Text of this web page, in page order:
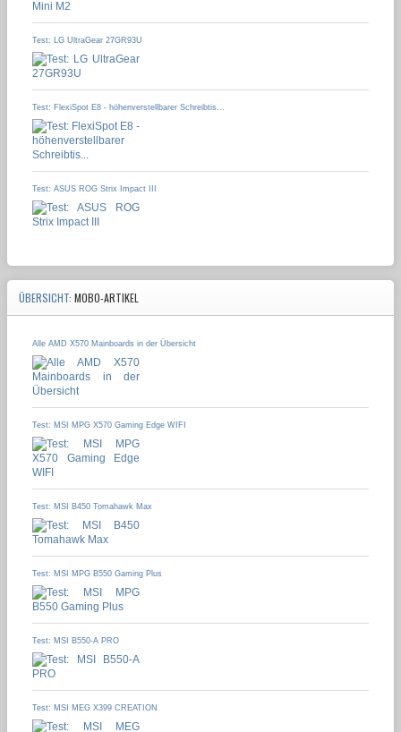
Test: LG UltraGear 27GR93U
Test: FlexiSpot E8 - höhenverstellbarer Schreibtis...
Test: ASUS ROG Strix Impact III
ÜBERSICHT: MOBO-ARTIKEL
Alle AMD X570 Mainboards in der Übersicht
Test: MSI MPG X570 Gaming Edge WIFI
Test: MSI B450 Tomahawk Max
Test: MSI MPG B550 Gaming Plus
Test: MSI B550-A PRO
Test: MSI MEG X399 CREATION